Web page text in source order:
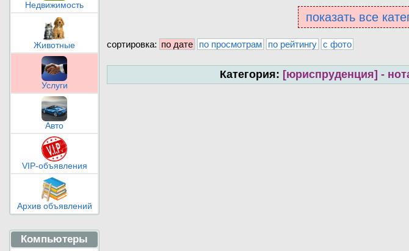
Недвижимость
Животные
Услуги
Авто
VIP-объявления
Архив объявлений
Компьютеры
показать все
сортировка: по дате по просмотрам по рейтингу с фото
Категория: [юриспруденция] -